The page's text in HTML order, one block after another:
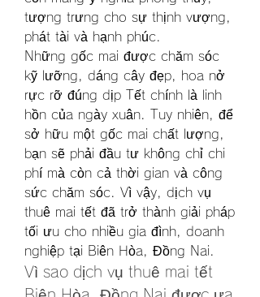
tượng trưng cho sự thịnh vượng,
phát tài và hạnh phúc.
Những gốc mai được chăm sóc
kỹ lưỡng, dáng cây đẹp, hoa nở
rực rỡ đúng dịp Tết chính là linh
hồn của ngày xuân. Tuy nhiên, để
sở hữu một gốc mai chất lượng,
bạn sẽ phải đầu tư không chỉ chi
phí mà còn cả thời gian và công
sức chăm sóc. Vì vậy, dịch vụ
thuê mai tết đã trở thành giải pháp
tối ưu cho nhiều gia đình, doanh
nghiệp tại Biên Hòa, Đồng Nai.
Vì sao dịch vụ thuê mai tết